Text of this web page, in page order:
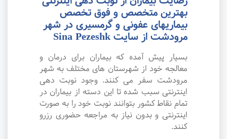
بهترین متخصص و فوق تخصص
بیماریهای عفونی و گرمسیری در شهر
مرودشت از سایت Sina Pezeshk
بسیار پیش آمده که بیماران برای درمان و
معالجه خود از شهرستان های مختلف به شهر
مرودشت سفر می کنند. وجود نوبت دهی
اینترنتی سبب شده تا این دسته از بیماران در
تمام نقاط کشور بتوانند نوبت خود را به صورت
اینترنتی و بدون نیاز به مراجعه حضوری رزرو
کنند.